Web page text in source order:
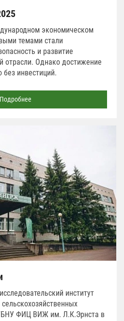
экономическом
темами стали
и развитие
отрасли. Однако достижение
инвестиций.
Подробнее
институт
ФИЦ ВИЖ им. Л.К.Эрнста в